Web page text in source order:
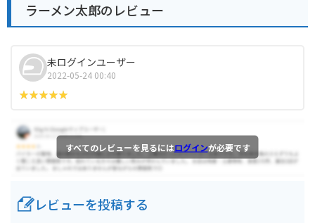
ラーメン太郎のレビュー
未ログインユーザー
2022-05-24 00:40
すべてのレビューを見るにはログインが必要です
レビューを投稿する